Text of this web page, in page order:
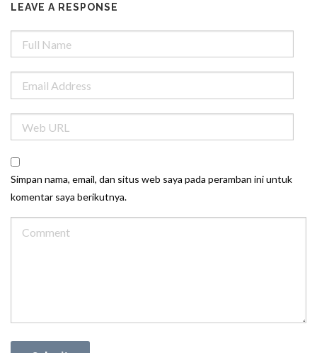
LEAVE A RESPONSE
Simpan nama, email, dan situs web saya pada peramban ini untuk
komentar saya berikutnya.